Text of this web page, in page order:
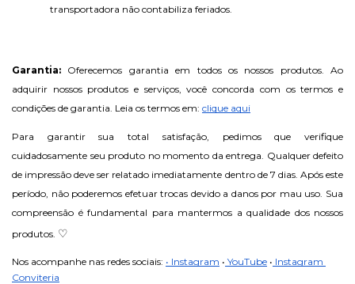
transportadora não contabiliza feriados.
Garantia: Oferecemos garantia em todos os nossos produtos. Ao
adquirir nossos produtos e serviços, você concorda com os termos e
condições de garantia. Leia os termos em: clique aqui
Para garantir sua total satisfação, pedimos que verifique
cuidadosamente seu produto no momento da entrega. Qualquer defeito
de impressão deve ser relatado imediatamente dentro de 7 dias. Após este
período, não poderemos efetuar trocas devido a danos por mau uso. Sua
compreensão é fundamental para mantermos a qualidade dos nossos
produtos. ♡
Nos acompanhe nas redes sociais: • Instagram • YouTube • Instagram
Conviteria